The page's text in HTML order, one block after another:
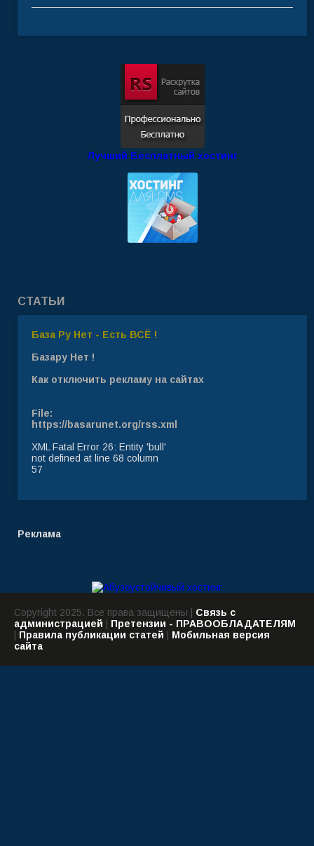
Лучший Бесплатный хостинг
СТАТЬИ
База Ру Нет - Есть ВСЁ !
Базару Нет !
Как отключить рекламу на сайтах
File:
https://basarunet.org/rss.xml
XML Fatal Error 26: Entity 'bull'
not defined at line 68 column
57
Реклама
Copyright 2025. Все права защищены | Связь с
администрацией
Претензии - ПРАВООБЛАДАТЕЛЯМ
Правила публикации статей
Мобильная версия
сайта